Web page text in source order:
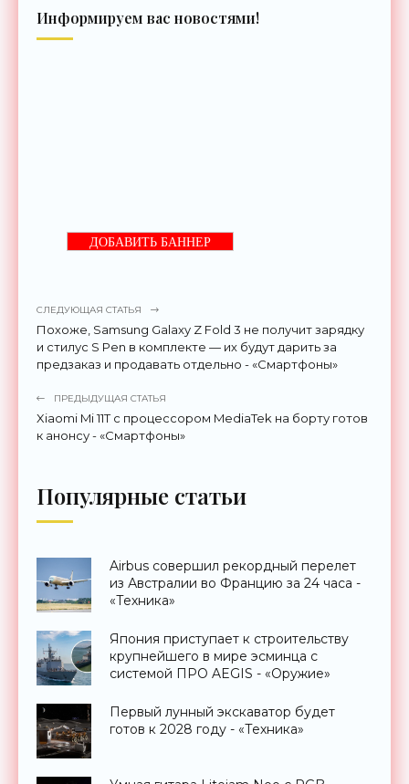
Информируем вас новостями!
ДОБАВИТЬ БАННЕР
СЛЕДУЮЩАЯ СТАТЬЯ
Похоже, Samsung Galaxy Z Fold 3 не получит зарядку
и стилус S Pen в комплекте — их будут дарить за
предзаказ и продавать отдельно - «Смартфоны»
ПРЕДЫДУЩАЯ СТАТЬЯ
Xiaomi Mi 11T c процессором MediaTek на борту готов
к анонсу - «Смартфоны»
Популярные статьи
Airbus совершил рекордный перелет
из Австралии во Францию за 24 часа -
«Техника»
Япония приступает к строительству
крупнейшего в мире эсминца с
системой ПРО AEGIS - «Оружие»
Первый лунный экскаватор будет
готов к 2028 году - «Техника»